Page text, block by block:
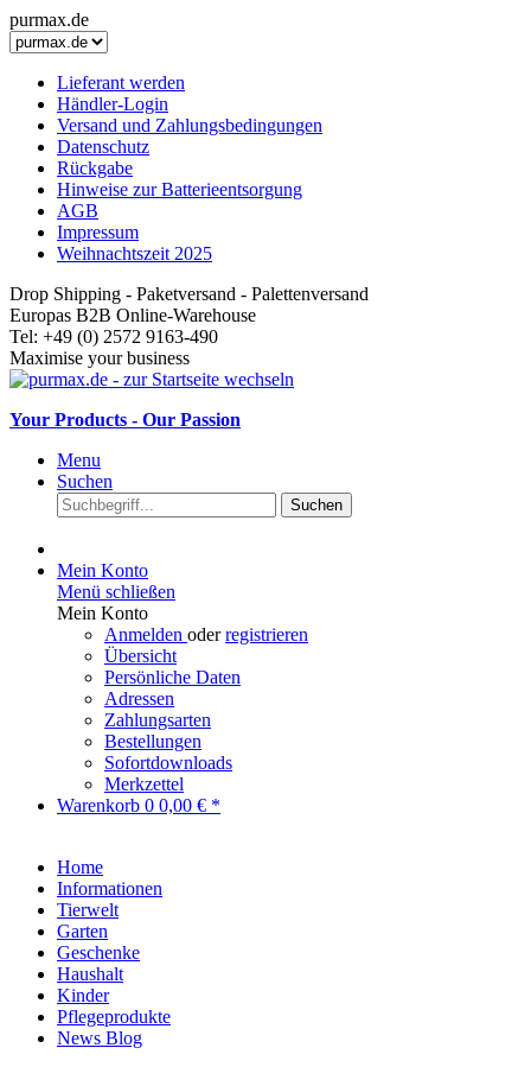
purmax.de
Lieferant werden
Händler-Login
Versand und Zahlungsbedingungen
Datenschutz
Rückgabe
Hinweise zur Batterieentsorgung
AGB
Impressum
Weihnachtszeit 2025
Drop Shipping - Paketversand - Palettenversand
Europas B2B Online-Warehouse
Tel: +49 (0) 2572 9163-490
Maximise your business
Your Products - Our Passion
Menu
Suchen
Suchen
Mein Konto
Menü schließen
Mein Konto
Anmelden oderregistrieren
Übersicht
Persönliche Daten
Adressen
Zahlungsarten
Bestellungen
Sofortdownloads
Merkzettel
Warenkorb 0 0,00 € *
Home
Informationen
Tierwelt
Garten
Geschenke
Haushalt
Kinder
Pflegeprodukte
News Blog